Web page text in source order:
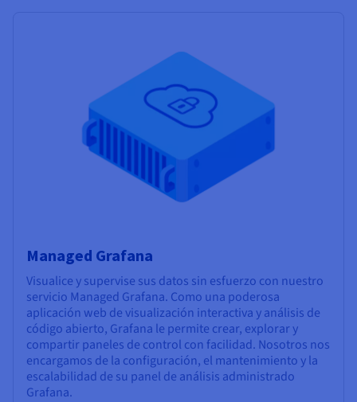
Managed Grafana
Visualice y supervise sus datos sin esfuerzo con nuestro
servicio Managed Grafana. Como una poderosa
aplicación web de visualización interactiva y análisis de
código abierto, Grafana le permite crear, explorar y
compartir paneles de control con facilidad. Nosotros nos
encargamos de la configuración, el mantenimiento y la
escalabilidad de su panel de análisis administrado
Grafana.